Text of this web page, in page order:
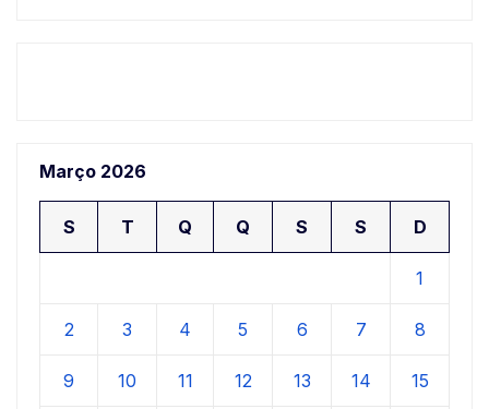
Março 2026
S T Q Q S S D
1
2 3 4 5 6 7 8
9 10 11 12 13 14 15